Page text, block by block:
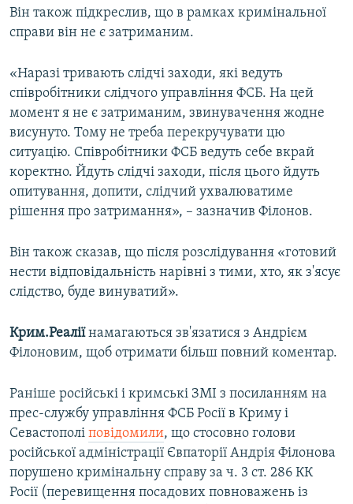
Він також підкреслив, що в рамках кримінальної
справи він не є затриманим.
«Наразі тривають слідчі заходи, які ведуть
співробітники слідчого управління ФСБ. На цей
момент я не є затриманим, звинувачення жодне
висунуто. Тому не треба перекручувати цю
ситуацію. Співробітники ФСБ ведуть себе вкрай
коректно. Йдуть слідчі заходи, після цього йдуть
опитування, допити, слідчий ухвалюватиме
рішення про затримання», – зазначив Філонов.
Він також сказав, що після розслідування «готовий
нести відповідальність нарівні з тими, хто, як з'ясує
слідство, буде винуватий».
Крим.Реаліїнамагаються зв'язатися з Андрієм
Філоновим, щоб отримати більш повний коментар.
Раніше російські і кримські ЗМІ з посиланням на
прес-службу управління ФСБ Росії в Криму і
Севастополі повідомили, що стосовно голови
російської адміністрації Євпаторії Андрія Філонова
порушено кримінальну справу за ч. 3 ст. 286 КК
Росії (перевищення посадових повноважень із